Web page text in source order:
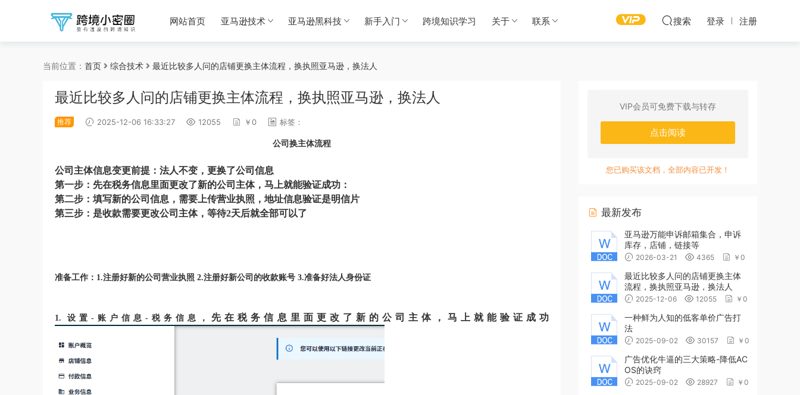
网站首页 亚马逊技术 亚马逊黑科技 新手入门 跨境知识学习 关于 联系 搜索 登录 注册
当前位置： 首页 综合技术 最近比较多人问的店铺更换主体流程，换执照亚马逊，换法人
最近比较多人问的店铺更换主体流程，换执照亚马逊，换法人
推荐 2025-12-06 16:33:27 12055 ￥0 标签：
公司换主体流程
公司主体信息变更前提： 法人不变，更换了公司信息
第一步： 先在税务信息里面更改了新的公司主体，马上就能验证成功 ：
第二步：填写新的公司信息，需要上传营业执照，地址信息验证是明信片
第三步： 是收款需要更改公司主体，等待2天后就全部可以了
准备工作： 1.注册好新的公司营业执照 2.注册好新公司的收款账号 3.准备好法人身份证
1.设置- 账户信息- 税务信息， 先在税务信息里面更改了 新的 公司主体，马上就能验证成功
VIP会员可免费下载与转存
点击阅读
您已购买该文档，全部内容已开发！
最新发布
亚马逊万能申诉邮箱集合，申诉
库存，店铺，链接等
2026-03-21 4365 ￥0
最近比较多人问的店铺更换主体
流程，换执照亚马逊，换法人
2025-12-06 12055 ￥0
一种鲜为人知的低客单价广告打
法
2025-09-02 30157 ￥0
广告优化牛逼的三大策略-降低AC
OS的诀窍
2025-09-02 28927 ￥0